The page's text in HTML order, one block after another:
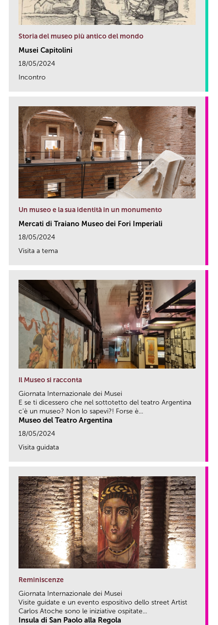
Storia del museo più antico del mondo
Musei Capitolini
18/05/2024
Incontro
Un museo e la sua identità in un monumento
Mercati di Traiano Museo dei Fori Imperiali
18/05/2024
Visita a tema
Il Museo si racconta
Giornata Internazionale dei Musei
E se ti dicessero che nel sottotetto del teatro Argentina
c’è un museo? Non lo sapevi?! Forse è...
Museo del Teatro Argentina
18/05/2024
Visita guidata
Reminiscenze
Giornata Internazionale dei Musei
Visite guidate e un evento espositivo dello street Artist
Carlos Atoche sono le iniziative ospitate...
Insula di San Paolo alla Regola